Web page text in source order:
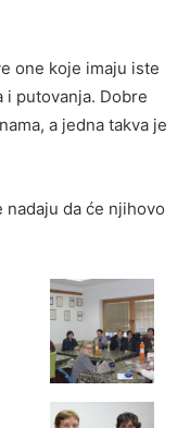
one koje imaju iste
i putovanja. Dobre
a jedna takva je
nadaju da će njihovo